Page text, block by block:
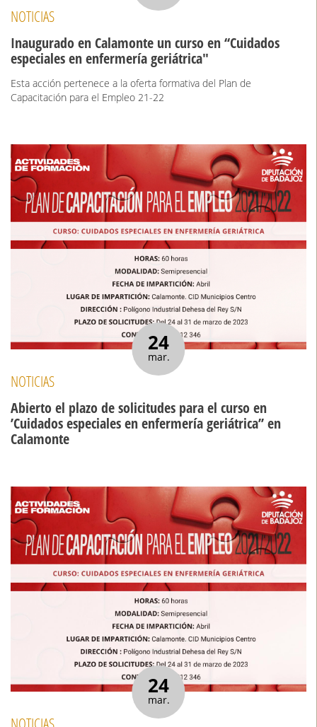
NOTICIAS
Inaugurado en Calamonte un curso en ‘‘Cuidados
especiales en enfermería geriátrica"
Esta acción pertenece a la oferta formativa del Plan de
Capacitación para el Empleo 21-22
24
mar.
NOTICIAS
Abierto el plazo de solicitudes para el curso en
’Cuidados especiales en enfermería geriátrica’’ en
Calamonte
24
mar.